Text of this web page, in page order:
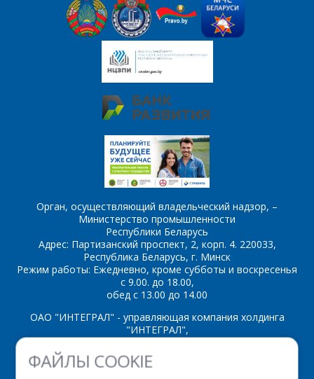
ФАЙЛЫ COOKIE
Орган, осуществляющий владельческий надзор, –
Министерство промышленности
Республики Беларусь
Адрес: Партизанский проспект, 2, корп. 4. 220033,
Республика Беларусь, г. Минск
Режим работы: Ежедневно, кроме субботы и воскресенья
с 9.00. до 18.00,
обед с 13.00 до 14.00
ОАО "ИНТЕГРАЛ" - управляющая компания холдинга
"ИНТЕГРАЛ",
ул. Казинца И.П., д.121А, комната 327, г. Минск, 220108,
Республика Беларусь